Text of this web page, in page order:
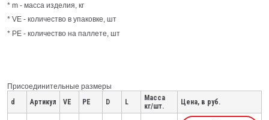
* m - масса изделия, кг
* VE - количество в упаковке, шт
* PE - количество на паллете, шт
Присоединительные размеры
d
Артикул VE PE D L
Масса
кг/шт.
Цена, в руб.